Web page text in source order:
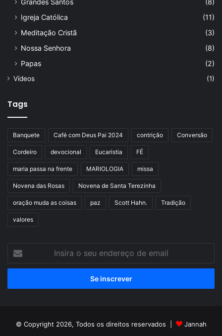
Igreja Católica
(11)
Meditação Cristã
(3)
Nossa Senhora
(8)
Papas
(2)
Vídeos (1)
Tags
Banquete Café com Deus Pai 2024 contrição Conversão
Cordeiro devocional Eucaristia FÉ
maria passa na frente MARIOLOGIA missa
Novena das Rosas Novena de Santa Terezinha
oração muda as coisas paz Scott Hahn. Tradição
valores
seu
de
© Copyright 2026, Todos os direitos reservados |
Jannah